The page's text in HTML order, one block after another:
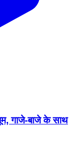
गाजे-बाजे के साथ